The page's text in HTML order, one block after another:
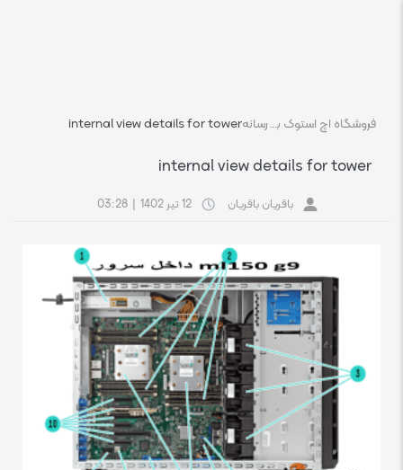
فروشگاه اچ استوک بازار انلاین تجهیزات کامپیوتر استوکرسانهinternal view details for tower
internal view details for tower
باقریان باقریان 12 تیر 1402 03:28